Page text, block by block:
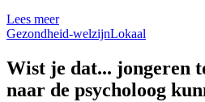
Lees meer
Gezondheid-welzijnLokaal
Wist je dat... jongeren
naar de psycholoog